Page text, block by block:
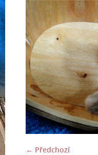
← Předchozí